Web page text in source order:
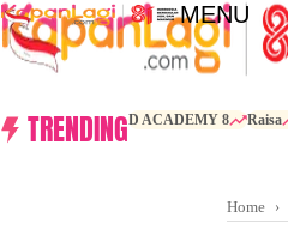
MENU
TRENDINGD ACADEMY 8 Raisa
Home